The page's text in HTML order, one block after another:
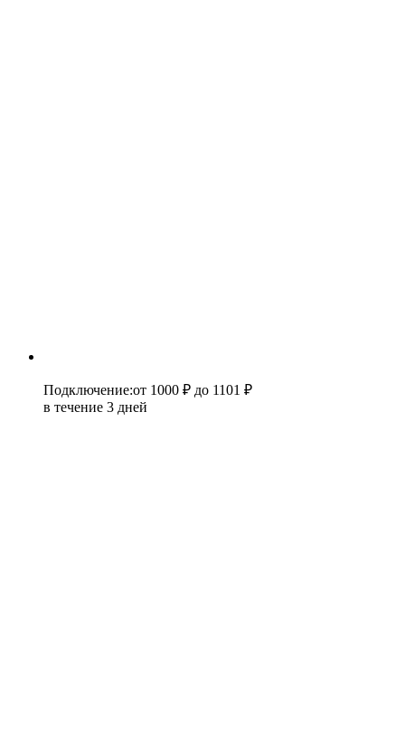
Подключение:от 1000 ₽ до 1101 ₽
в течение 3 дней